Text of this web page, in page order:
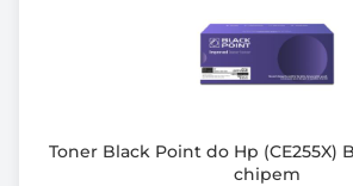
Gwarancja producenta [mies.]
Toner Black Point do Hp (CE255X)
chipem